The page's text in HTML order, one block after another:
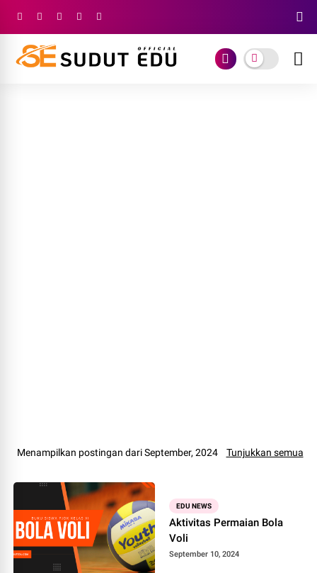
Menampilkan postingan dari September, 2024 Tunjukkan semua
EDU NEWS
Aktivitas Permaian Bola
Voli
September 10, 2024